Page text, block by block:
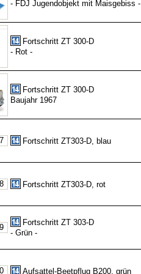
- FDJ Jugendobjekt mit Maisgebiss -
Fortschritt ZT 300-D
- Rot -
Fortschritt ZT 300-D
Baujahr 1967
Fortschritt ZT303-D, blau
Fortschritt ZT303-D, rot
Fortschritt ZT 303-D
- Grün -
Aufsattel-Beetpflug B200, grün